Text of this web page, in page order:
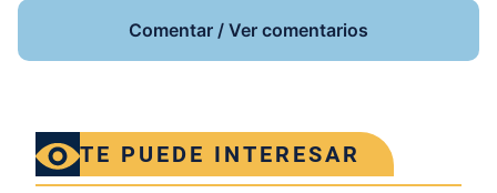
Comentar / Ver comentarios
TE PUEDE INTERESAR